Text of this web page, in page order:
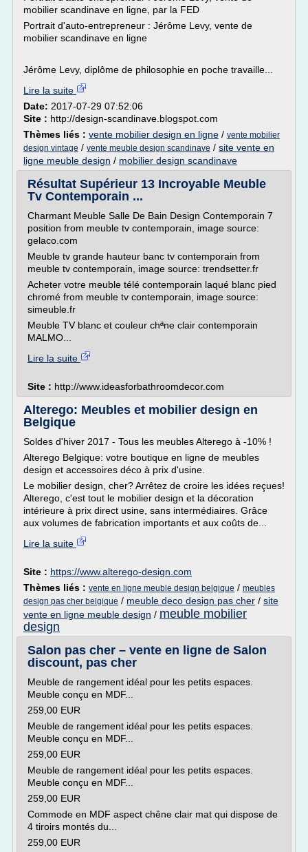
mobilier scandinave en ligne, par la FED
Portrait d'auto-entrepreneur : Jérôme Levy, vente de
mobilier scandinave en ligne
Jérôme Levy, diplôme de philosophie en poche travaille...
Lire la suite
Date: 2017-07-29 07:52:06
Site : http://design-scandinave.blogspot.com
Thèmes liés : vente mobilier design en ligne / vente mobilier
design vintage / vente meuble design scandinave / site vente en
ligne meuble design / mobilier design scandinave
Résultat Supérieur 13 Incroyable Meuble
Tv Contemporain ...
Charmant Meuble Salle De Bain Design Contemporain 7
position from meuble tv contemporain, image source:
gelaco.com
Meuble tv grande hauteur banc tv contemporain from
meuble tv contemporain, image source: trendsetter.fr
Acheter votre meuble télé contemporain laqué blanc pied
chromé from meuble tv contemporain, image source:
simeuble.fr
Meuble TV blanc et couleur chªne clair contemporain
MALMO...
Lire la suite
Site : http://www.ideasforbathroomdecor.com
Alterego: Meubles et mobilier design en
Belgique
Soldes d'hiver 2017 - Tous les meubles Alterego à -10% !
Alterego Belgique: votre boutique en ligne de meubles
design et accessoires déco à prix d'usine.
Le mobilier design, cher? Arrêtez de croire les idées reçues!
Alterego, c'est tout le mobilier design et la décoration
intérieure à prix direct usine, sans intermédiaires. Grâce
aux volumes de fabrication importants et aux coûts de...
Lire la suite
Site : https://www.alterego-design.com
Thèmes liés : vente en ligne meuble design belgique / meubles
design pas cher belgique / meuble deco design pas cher / site
vente en ligne meuble design / meuble mobilier
design
Salon pas cher – vente en ligne de Salon
discount, pas cher
Meuble de rangement idéal pour les petits espaces.
Meuble conçu en MDF...
259,00 EUR
Meuble de rangement idéal pour les petits espaces.
Meuble conçu en MDF...
259,00 EUR
Meuble de rangement idéal pour les petits espaces.
Meuble conçu en MDF...
259,00 EUR
Commode en MDF aspect chêne clair mat qui dispose de
4 tiroirs montés du...
259,00 EUR